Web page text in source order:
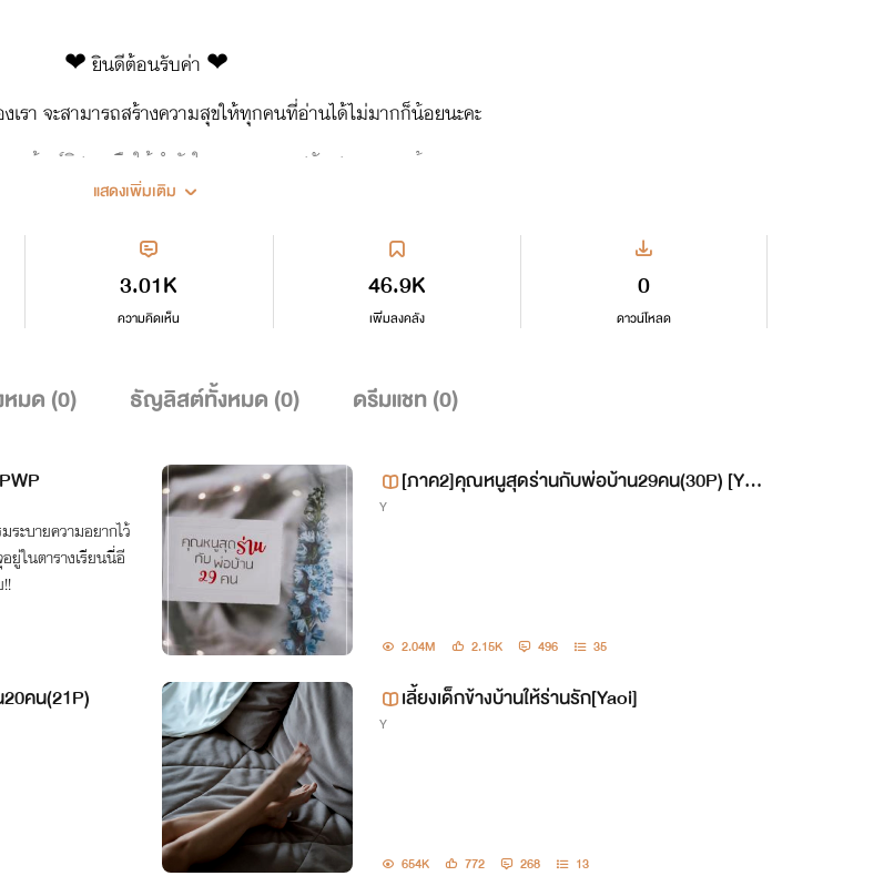
❤︎ ยินดีต้อนรับค่า ❤︎
เรา จะสามารถสร้างความสุขให้ทุกคนที่อ่านได้ไม่มากก็น้อยนะคะ
มเม้นต์ติชม หรือให้กำลังใจ และทุกการสนับสนุนมากๆน้าา
แสดงเพิ่มเติม
46.9K
เพิ่มลงคลัง
0
ดาวน์โหลด
3.01K
ความคิดเห็น
มด (0) ธัญลิสต์ทั้งหมด (0) ดรีมแชท (0)
ะบายความอยากไว้
ยู่ในตารางเรียนนี่อี
[ภาค2]คุณหนูสุดร่านกับพ่อบ้าน29คน(30P) [Ya
Y
2.04M 2.15K 496 35
คน(21P) เลี้ยงเด็กข้างบ้านให้ร่านรัก[Yaoi]
Y
654K 772 268 13